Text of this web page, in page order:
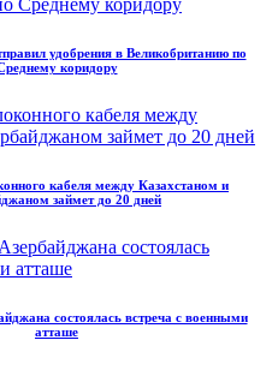
удобрения в Великобританию по
коридору
кабеля между Казахстаном и
займет до 20 дней
состоялась встреча с военными
атташе